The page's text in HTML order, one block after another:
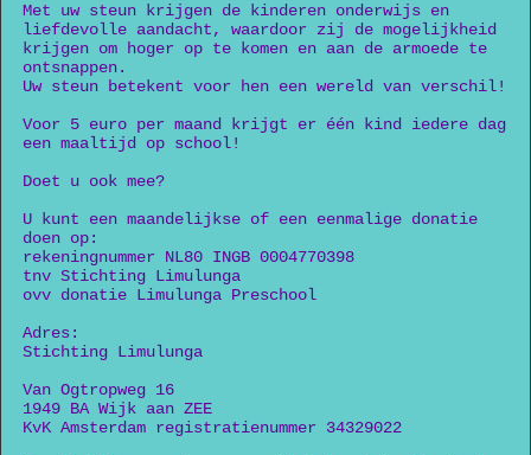
Met uw steun krijgen de kinderen onderwijs en
liefdevolle aandacht, waardoor zij de mogelijkheid
krijgen om hoger op te komen en aan de armoede te
ontsnappen.
Uw steun betekent voor hen een wereld van verschil!
Voor 5 euro per maand krijgt er één kind iedere dag
een maaltijd op school!
Doet u ook mee?
U kunt een maandelijkse of een eenmalige donatie
doen op:
rekeningnummer NL80 INGB 0004770398
tnv Stichting Limulunga
ovv donatie Limulunga Preschool
Adres:
Stichting Limulunga
Van Ogtropweg 16
1949 BA Wijk aan ZEE
KvK Amsterdam registratienummer 34329022